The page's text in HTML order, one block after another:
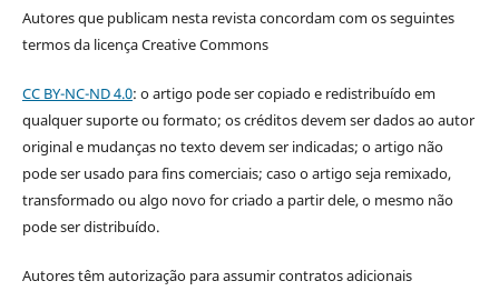
Autores que publicam nesta revista concordam com os seguintes
termos da licença Creative Commons
CC BY-NC-ND 4.0: o artigo pode ser copiado e redistribuído em
qualquer suporte ou formato; os créditos devem ser dados ao autor
original e mudanças no texto devem ser indicadas; o artigo não
pode ser usado para fins comerciais; caso o artigo seja remixado,
transformado ou algo novo for criado a partir dele, o mesmo não
pode ser distribuído.
Autores têm autorização para assumir contratos adicionais